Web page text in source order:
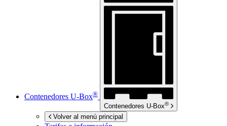
Contenedores U-Box®
Contenedores U-Box®
Volver al menú principal